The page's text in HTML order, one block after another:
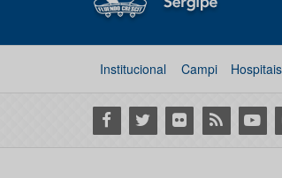
Institucional Campi Hospitais
Facebook
Twitter Flickr RSS